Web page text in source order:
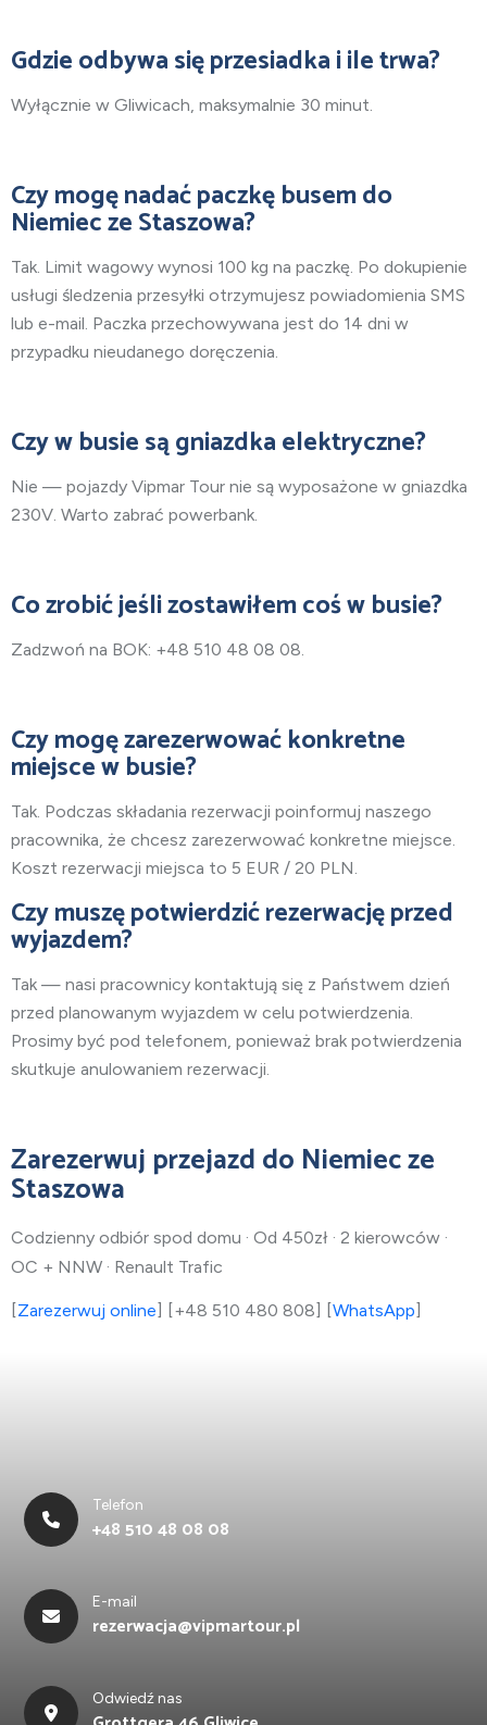
Gdzie odbywa się przesiadka i ile trwa?
Wyłącznie w Gliwicach, maksymalnie 30 minut.
Czy mogę nadać paczkę busem do
Niemiec ze Staszowa?
Tak. Limit wagowy wynosi 100 kg na paczkę. Po dokupienie
usługi śledzenia przesyłki otrzymujesz powiadomienia SMS
lub e-mail. Paczka przechowywana jest do 14 dni w
przypadku nieudanego doręczenia.
Czy w busie są gniazdka elektryczne?
Nie — pojazdy Vipmar Tour nie są wyposażone w gniazdka
230V. Warto zabrać powerbank.
Co zrobić jeśli zostawiłem coś w busie?
Zadzwoń na BOK: +48 510 48 08 08.
Czy mogę zarezerwować konkretne
miejsce w busie?
Tak. Podczas składania rezerwacji poinformuj naszego
pracownika, że chcesz zarezerwować konkretne miejsce.
Koszt rezerwacji miejsca to 5 EUR / 20 PLN.
Czy muszę potwierdzić rezerwację przed
wyjazdem?
Tak — nasi pracownicy kontaktują się z Państwem dzień
przed planowanym wyjazdem w celu potwierdzenia.
Prosimy być pod telefonem, ponieważ brak potwierdzenia
skutkuje anulowaniem rezerwacji.
Zarezerwuj przejazd do Niemiec ze
Staszowa
Codzienny odbiór spod domu · Od 450zł · 2 kierowców ·
OC + NNW · Renault Trafic
[Zarezerwuj online] [+48 510 480 808] [WhatsApp]
Telefon
+48 510 48 08 08
E-mail
rezerwacja@vipmartour.pl
Odwiedź nas